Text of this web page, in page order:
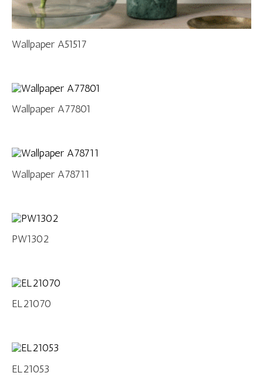
Wallpaper A51517
Wallpaper A77801
Wallpaper A78711
PW1302
EL21070
EL21053